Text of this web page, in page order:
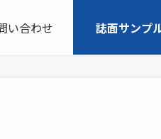
い合わせ 誌面サンプ